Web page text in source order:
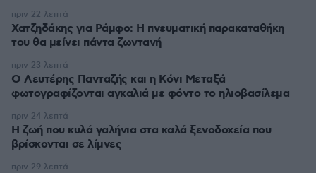
Χατζηδάκης για Ράμφο: Η πνευματική παρακαταθήκη
του θα μείνει πάντα ζωντανή
πριν 22 λεπτά
Ο Λευτέρης Πανταζής και η Κόνι Μεταξά
φωτογραφίζονται αγκαλιά με φόντο το ηλιοβασίλεμα
πριν 23 λεπτά
Η ζωή που κυλά γαλήνια στα καλά ξενοδοχεία που
βρίσκονται σε λίμνες
πριν 24 λεπτά
πριν 29 λεπτά